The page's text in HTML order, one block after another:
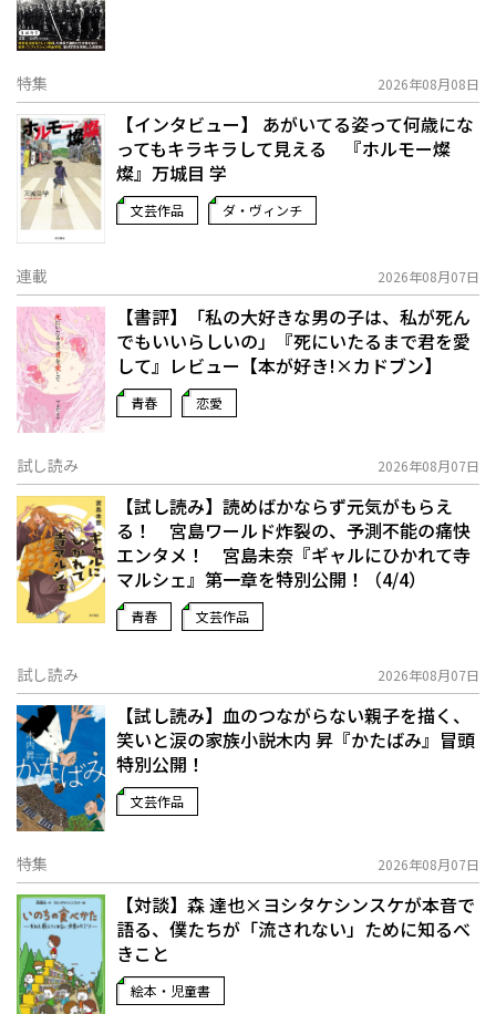
特集 2026年08月08日
【インタビュー】 あがいてる姿って何歳にな
ってもキラキラして見える 『ホルモー燦
燦』万城目 学
文芸作品 ダ・ヴィンチ
連載 2026年08月07日
【書評】「私の大好きな男の子は、私が死ん
でもいいらしいの」――『死にいたるまで君を愛
して』レビュー【本が好き!×カドブン】
青春 恋愛
試し読み 2026年08月07日
【試し読み】読めばかならず元気がもらえ
る！ 宮島ワールド炸裂の、予測不能の痛快
エンタメ！ 宮島未奈『ギャルにひかれて寺
マルシェ』第一章を特別公開！（4/4）
青春 文芸作品
試し読み 2026年08月07日
【試し読み】血のつながらない親子を描く、
笑いと涙の家族小説――木内 昇『かたばみ』冒頭
特別公開！
文芸作品
特集 2026年08月07日
【対談】森 達也×ヨシタケシンスケが本音で
語る、僕たちが「流されない」ために知るべ
きこと
絵本・児童書